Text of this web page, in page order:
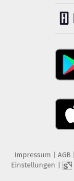
Impressum AGB
Einstellungen